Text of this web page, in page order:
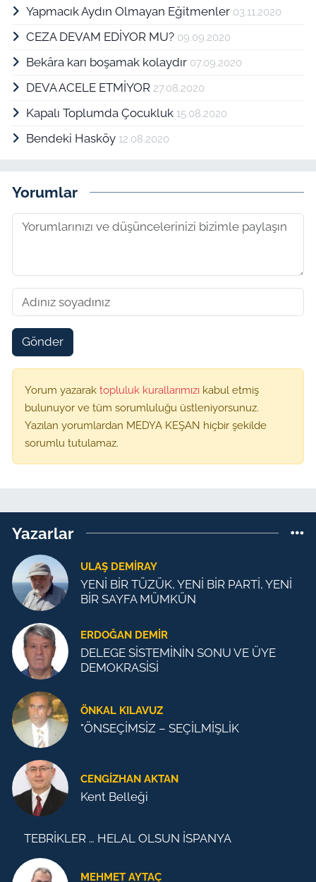
Yapmacık Aydın Olmayan Eğitmenler 03.11.2020
CEZA DEVAM EDİYOR MU? 09.09.2020
Bekâra karı boşamak kolaydır 07.09.2020
DEVA ACELE ETMİYOR 27.08.2020
Kapalı Toplumda Çocukluk 15.08.2020
Bendeki Hasköy 12.08.2020
Yorumlar
Gönder
Yorum yazarak topluluk kurallarımızı kabul etmiş
bulunuyor ve tüm sorumluluğu üstleniyorsunuz.
Yazılan yorumlardan MEDYA KEŞAN hiçbir şekilde
sorumlu tutulamaz.
Yazarlar
ULAŞ DEMİRAY
YENİ BİR TÜZÜK, YENİ BİR PARTİ, YENİ
BİR SAYFA MÜMKÜN
ERDOĞAN DEMIR
DELEGE SİSTEMİNİN SONU VE ÜYE
DEMOKRASİSİ
ÖNKAL KILAVUZ
"ÖNSEÇİMSİZ – SEÇİLMİŞLİK
CENGİZHAN AKTAN
Kent Belleği
TEBRİKLER … HELAL OLSUN İSPANYA
MEHMET AYTAÇ